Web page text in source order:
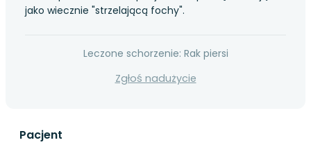
jako wiecznie "strzelającą fochy".
Leczone schorzenie: Rak piersi
Zgłoś nadużycie
Pacjent